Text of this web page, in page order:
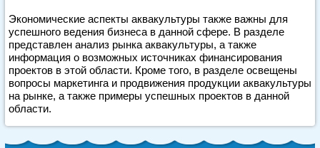
Экономические аспекты аквакультуры также важны для
успешного ведения бизнеса в данной сфере. В разделе
представлен анализ рынка аквакультуры, а также
информация о возможных источниках финансирования
проектов в этой области. Кроме того, в разделе освещены
вопросы маркетинга и продвижения продукции аквакультуры
на рынке, а также примеры успешных проектов в данной
области.